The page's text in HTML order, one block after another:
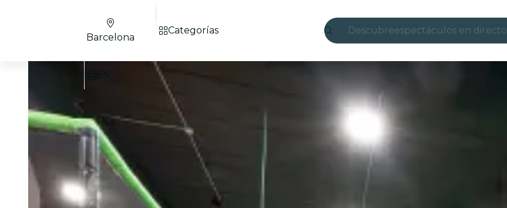
Descubreespectáculos en directo
Barcelona
ES
Categorías